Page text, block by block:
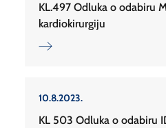
KL.497 Odluka o odabiru
kardiokirurgiju
10.8.2023.
KL 503 Odluka o odabiru